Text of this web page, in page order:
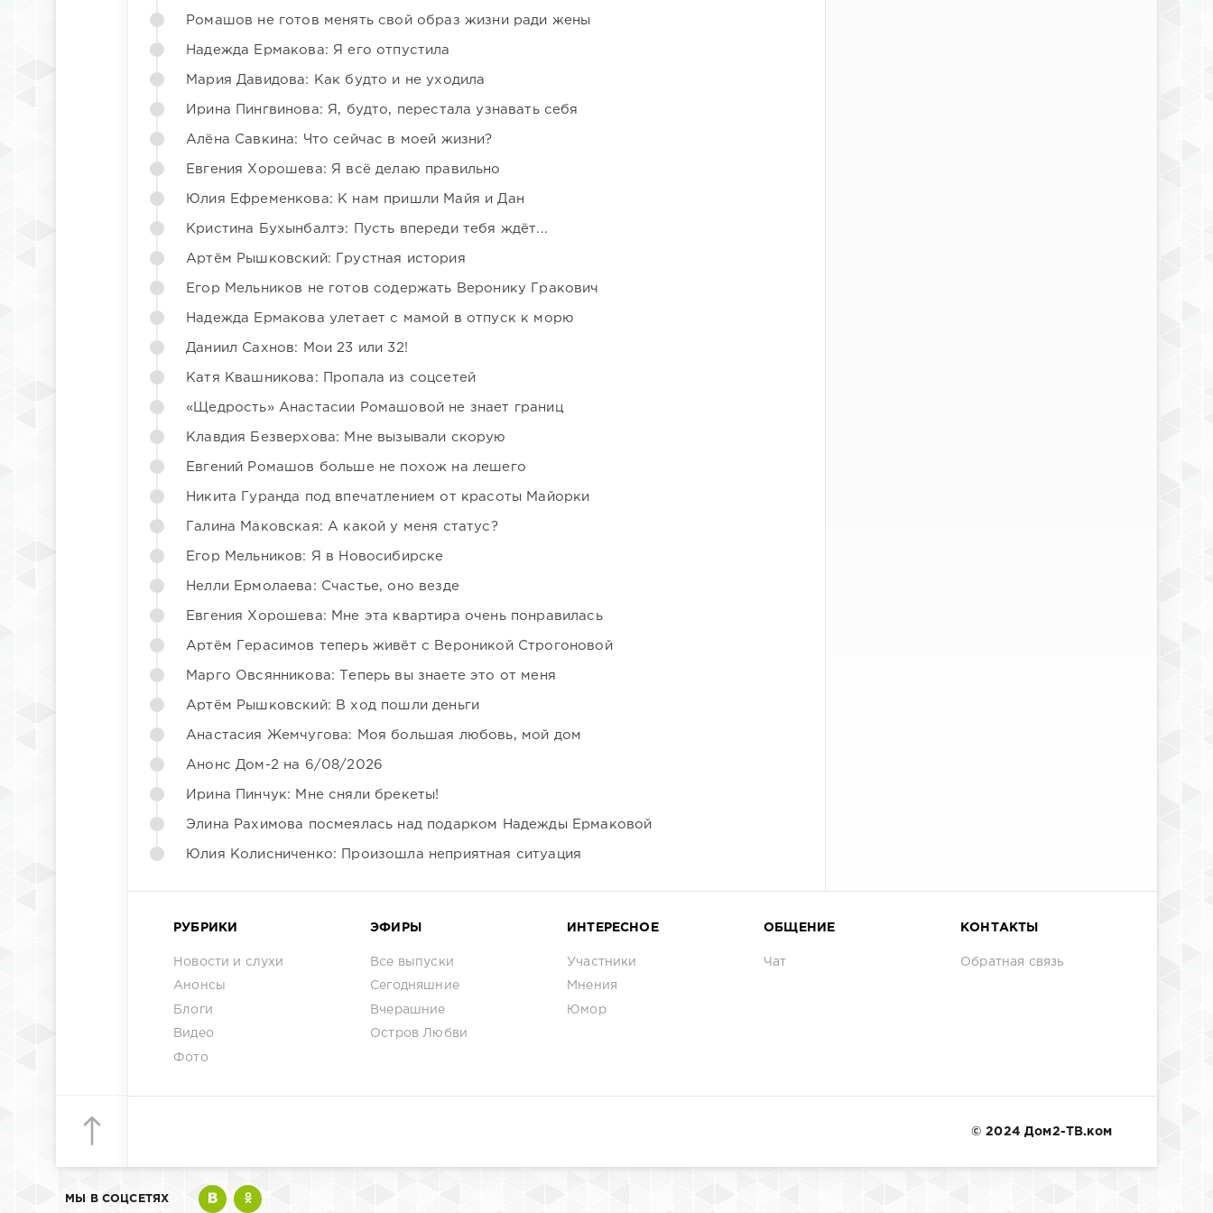
Ромашов не готов менять свой образ жизни ради жены
Надежда Ермакова: Я его отпустила
Мария Давидова: Как будто и не уходила
Ирина Пингвинова: Я, будто, перестала узнавать себя
Алёна Савкина: Что сейчас в моей жизни?
Евгения Хорошева: Я всё делаю правильно
Юлия Ефременкова: К нам пришли Майя и Дан
Кристина Бухынбалтэ: Пусть впереди тебя ждёт...
Артём Рышковский: Грустная история
Егор Мельников не готов содержать Веронику Гракович
Надежда Ермакова улетает с мамой в отпуск к морю
Даниил Сахнов: Мои 23 или 32!
Катя Квашникова: Пропала из соцсетей
«Щедрость» Анастасии Ромашовой не знает границ
Клавдия Безверхова: Мне вызывали скорую
Евгений Ромашов больше не похож на лешего
Никита Гуранда под впечатлением от красоты Майорки
Галина Маковская: А какой у меня статус?
Егор Мельников: Я в Новосибирске
Нелли Ермолаева: Счастье, оно везде
Евгения Хорошева: Мне эта квартира очень понравилась
Артём Герасимов теперь живёт с Вероникой Строгоновой
Марго Овсянникова: Теперь вы знаете это от меня
Артём Рышковский: В ход пошли деньги
Анастасия Жемчугова: Моя большая любовь, мой дом
Анонс Дом-2 на 6/08/2026
Ирина Пинчук: Мне сняли брекеты!
Элина Рахимова посмеялась над подарком Надежды Ермаковой
Юлия Колисниченко: Произошла неприятная ситуация
РУБРИКИ
Новости и слухи
Анонсы
Блоги
Видео
Фото
ЭФИРЫ
Все выпуски
Сегодняшние
Вчерашние
Остров Любви
ИНТЕРЕСНОЕ
Участники
Мнения
Юмор
ОБЩЕНИЕ
Чат
КОНТАКТЫ
Обратная связь
© 2024 Дом2-ТВ.ком
МЫ В СОЦСЕТЯХ